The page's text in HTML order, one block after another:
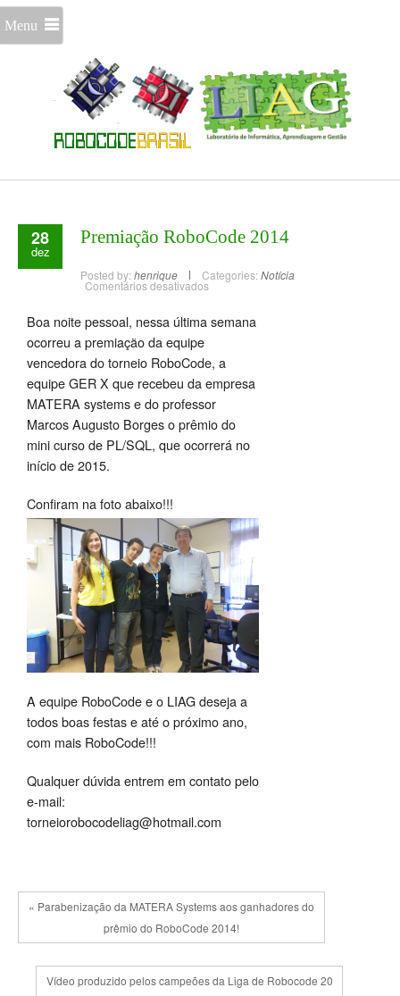
Menu
28
dez
Premiação RoboCode 2014
Posted by: henrique Categories: Notícia
Comentários desativados
Boa noite pessoal, nessa última semana
ocorreu a premiação da equipe
vencedora do torneio RoboCode, a
equipe GER X que recebeu da empresa
MATERA systems e do professor
Marcos Augusto Borges o prêmio do
mini curso de PL/SQL, que ocorrerá no
início de 2015.
Confiram na foto abaixo!!!
A equipe RoboCode e o LIAG deseja a
todos boas festas e até o próximo ano,
com mais RoboCode!!!
Qualquer dúvida entrem em contato pelo
e-mail:
torneiorobocodeliag@hotmail.com
« Parabenização da MATERA Systems aos ganhadores do
prêmio do RoboCode 2014!
Vídeo produzido pelos campeões da Liga de Robocode 20